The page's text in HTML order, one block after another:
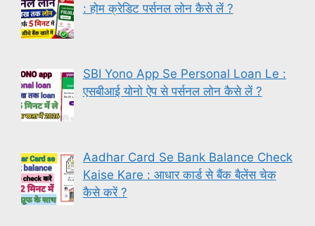
: होम क्रेडिट पर्सनल लोन कैसे लें ?
SBI Yono App Se Personal Loan Le :
एसबीआई योनो ऐप से पर्सनल लोन कैसे लें ?
Aadhar Card Se Bank Balance Check
Kaise Kare : आधार कार्ड से बैंक बैलेंस चेक
कैसे करें ?